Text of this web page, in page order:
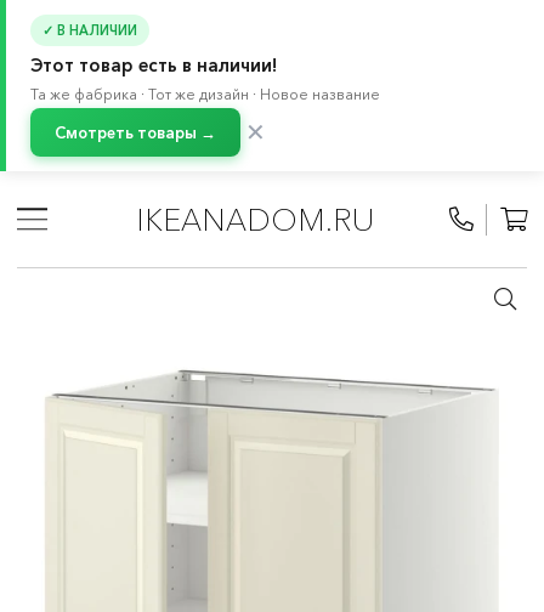
✓ В НАЛИЧИИ
Этот товар есть в наличии!
Та же фабрика · Тот же дизайн · Новое название
Смотреть товары → ✕
IKEANADOM.RU
Модульные кухни МЕТОД
/ Все компоненты МЕТОД
Кухонные шкафы МЕТОД